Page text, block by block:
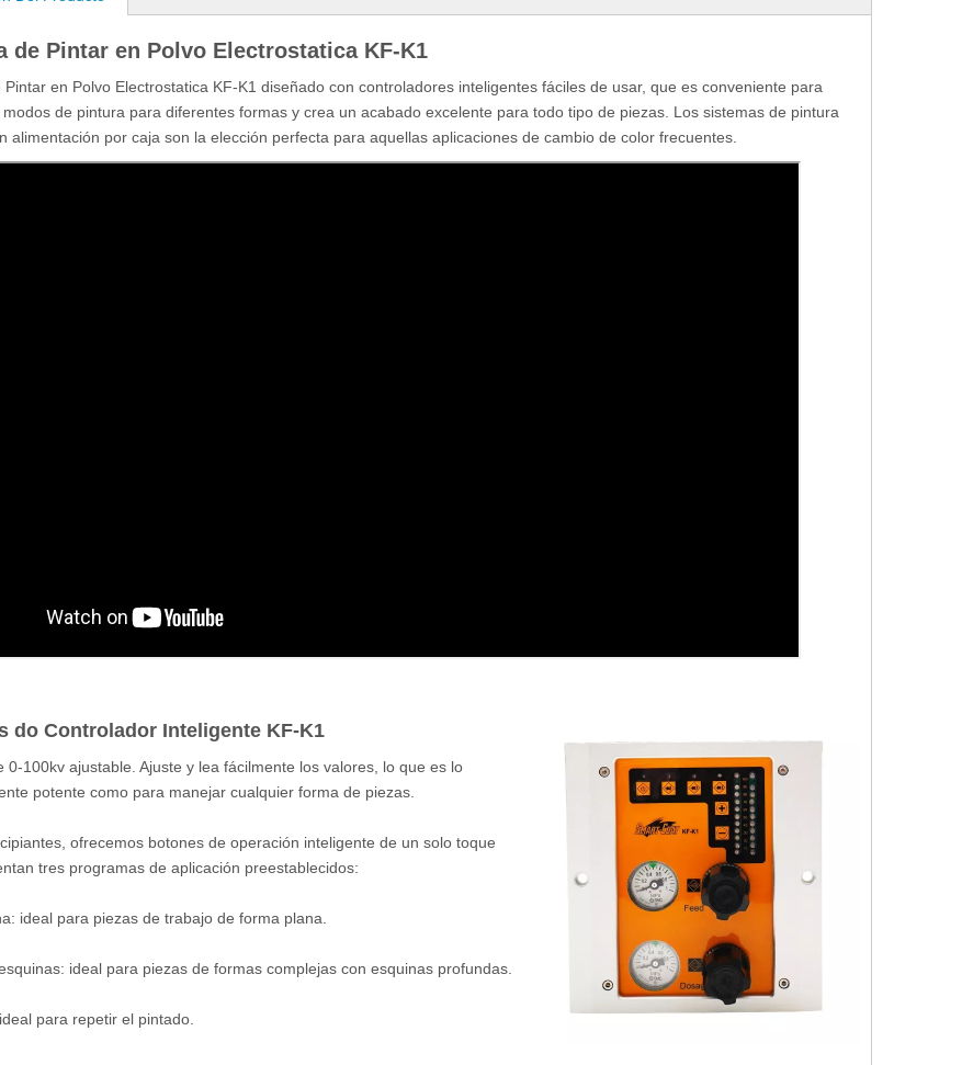
de Pintar en Polvo Electrostatica KF-K1
Pintar en Polvo Electrostatica KF-K1 diseñado con controladores inteligentes fáciles de usar, que es conveniente para
de pintura para diferentes formas y crea un acabado excelente para todo tipo de piezas. Los sistemas de pintura
alimentación por caja son la elección perfecta para aquellas aplicaciones de cambio de color frecuentes.
do Controlador Inteligente KF-K1
0-100kv ajustable. Ajuste y lea fácilmente los valores, lo que es lo
potente como para manejar cualquier forma de piezas.
ofrecemos botones de operación inteligente de un solo toque
tres programas de aplicación preestablecidos:
ideal para piezas de trabajo de forma plana.
ideal para piezas de formas complejas con esquinas profundas.
para repetir el pintado.